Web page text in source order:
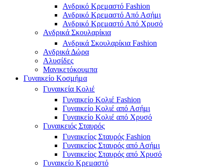
Ανδρικό Κρεμαστό Fashion
Ανδρικό Κρεμαστό Από Ασήμι
Ανδρικό Κρεμαστό Από Χρυσό
Ανδρικά Σκουλαρίκια
Ανδρικά Σκουλαρίκια Fashion
Ανδρικά Δώρα
Αλυσίδες
Μανικετόκουμπα
Γυναικείο Κοσμήμα
Γυναικεία Κολιέ
Γυναικείο Κολιέ Fashion
Γυναικείο Κολιέ από Ασήμι
Γυναικείο Κολιέ από Χρυσό
Γυναικειός Σταυρός
Γυναικείος Σταυρός Fashion
Γυναικείος Σταυρός από Ασήμι
Γυναικείος Σταυρός από Χρυσό
Γυναικείο Κρεμαστό